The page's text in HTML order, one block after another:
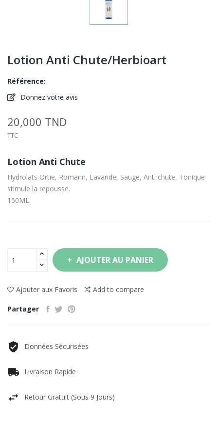
Lotion Anti Chute/Herbioart
Référence:
Donnez votre avis
20,000 TND
TTC
Lotion Anti Chute
Hydrolats Ortie, Romarin, Lavande, Sauge, Anti chute, Tonique
stimule la repousse.
150ML.
AJOUTER AU PANIER
Ajouter aux Favoris Add to compare
Partager
Données Sécurisées
Livraison Rapide
Retour Gratuit (sous 9 Jours)